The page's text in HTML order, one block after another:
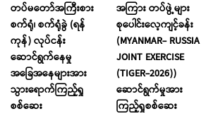
တပ်မတော်အကြီးစား
စက်ရုံ၊ စက်ရုံခွဲ (ရန်
ကုန်) လုပ်ငန်း
ဆောင်ရွက်နေမှု
အခြေအနေများအား
သွားရောက်ကြည့်ရှု
စစ်ဆေး
အကြား တပ်ဖွဲ့များ
စုပေါင်းလေ့ကျင့်ခန်း
(MYANMAR- RUSSIA
JOINT EXERCISE
(TIGER-2026))
ဆောင်ရွက်မှုအား
ကြည့်ရှုစစ်ဆေး